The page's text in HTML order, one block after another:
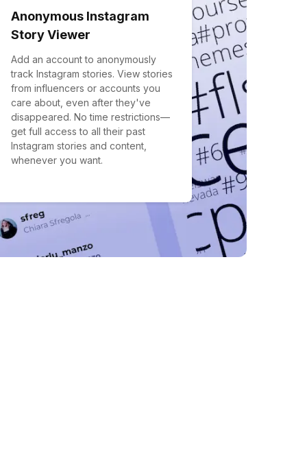
Anonymous Instagram
Story Viewer
Add an account to anonymously
track Instagram stories. View stories
from influencers or accounts you
care about, even after they've
disappeared. No time restrictions—
get full access to all their past
Instagram stories and content,
whenever you want.